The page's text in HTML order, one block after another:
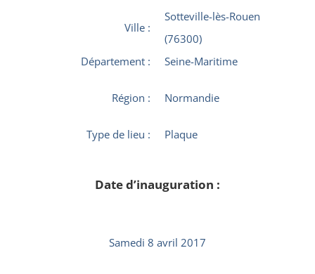
Ville :
Sotteville-lès-Rouen
(76300)
Département :
Seine-Maritime
Région : Normandie
Type de lieu : Plaque
Date d’inauguration :
Samedi 8 avril 2017